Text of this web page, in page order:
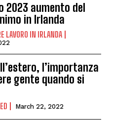
2023 aumento del
in Irlanda
LAVORO IN IRLANDA
l’importanza
gente quando si
March 22, 2022